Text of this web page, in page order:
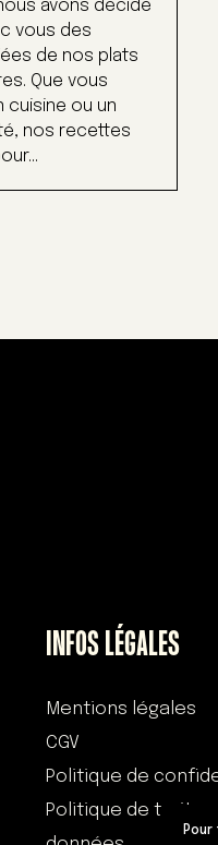
avons décidé
vous des
de nos plats
Que vous
cuisine ou un
nos recettes
INFOS LÉGALES
Mentions légales
CGV
Politique de
Politique de